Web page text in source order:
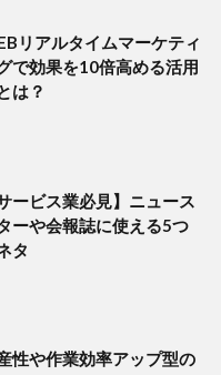
リアルタイムマーケティ
で効果を10倍高める活用
は？
サービス業必見】ニュース
ーや会報誌に使える5つ
タ
性や作業効率アップ型の